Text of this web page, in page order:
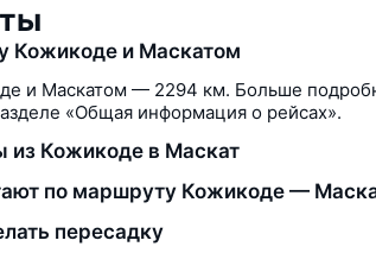
Кожикоде и Маскатом
и Маскатом — 2294 км. Больше
«Общая информация о рейсах».
из Кожикоде в Маскат
по маршруту Кожикоде —
пересадку